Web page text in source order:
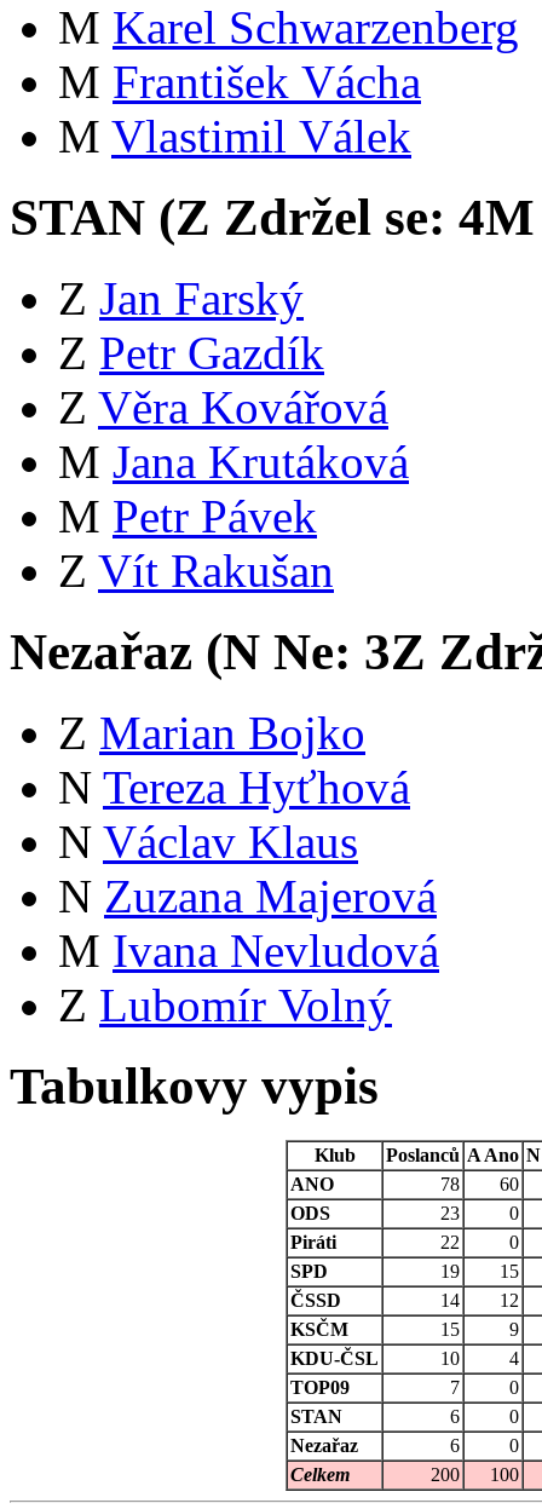
M Karel Schwarzenberg
M František Vácha
M Vlastimil Válek
STAN (Z Zdržel se: 4M
Z Jan Farský
Z Petr Gazdík
Z Věra Kovářová
M Jana Krutáková
M Petr Pávek
Z Vít Rakušan
Nezařaz (N Ne: 3Z
Z Marian Bojko
N Tereza Hyťhová
N Václav Klaus
N Zuzana Majerová
M Ivana Nevludová
Z Lubomír Volný
Tabulkovy vypis
Klub Poslanců A Ano N
ANO
78
60
ODS
23
0
Piráti
22
0
SPD
19
15
ČSSD
14
12
KSČM
15
9
KDU-ČSL
10
4
TOP09
7
0
STAN
6
0
Nezařaz
6
0
Celkem
200 100